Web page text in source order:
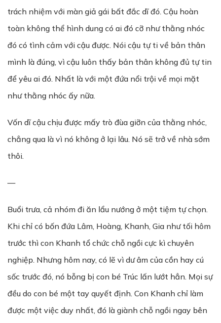
trách nhiệm với màn giả gái bất đắc dĩ đó. Cậu hoàn
toàn không thể hình dung có ai đó cỡ như thằng nhóc
đó có tình cảm với cậu được. Nói cậu tự ti về bản thân
mình là đúng, vì cậu luôn thấy bản thân không đủ tự tin
để yêu ai đó. Nhất là với một đứa nổi trội về mọi mặt
như thằng nhóc ấy nữa.
Vốn dĩ cậu chịu được mấy trò đùa giỡn của thằng nhóc,
chẳng qua là vì nó không ở lại lâu. Nó sẽ trở về nhà sớm
thôi.
—
Buổi trưa, cả nhóm đi ăn lẩu nướng ở một tiệm tự chọn.
Khi chỉ có bốn đứa Lâm, Hoàng, Khanh, Gia như tối hôm
trước thì con Khanh tổ chức chỗ ngồi cực kì chuyên
nghiệp. Nhưng hôm nay, có lẽ vì dư âm của cồn hay cú
sốc trước đó, nó bỗng bị con bé Trúc lấn lướt hẳn. Mọi sự
đều do con bé một tay quyết định. Con Khanh chỉ làm
được một việc duy nhất, đó là giành chỗ ngồi ngay bên